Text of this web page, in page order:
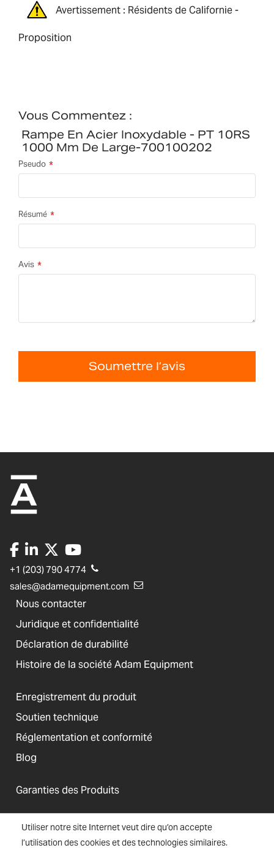
Utiliser notre site Internet veut dire qu’on accepte
l’utilisation des cookies et des technologies similaires.
Avertissement : Résidents de Californie -
Proposition
Vous Commentez :
Rampe En Acier Inoxydable - PT 10RS
1000 Mm De Large-700100202
Pseudo
Résumé
Avis
Soumettre l’avis
+1 (203) 790 4774
sales@adamequipment.com
Nous contacter
Juridique et confidentialité
Déclaration de durabilité
Histoire de la société Adam Equipment
Enregistrement du produit
Soutien technique
Réglementation et conformité
Blog
Garanties des Produits
États-Unis